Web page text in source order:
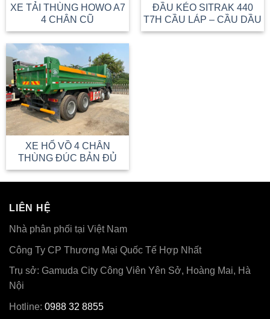
XE TẢI THÙNG HOWO A7
4 CHÂN CŨ
ĐẦU KÉO SITRAK 440
T7H CẦU LÁP – CẦU DẦU
XE HỔ VỒ 4 CHÂN
THÙNG ĐÚC BẢN ĐỦ
LIÊN HỆ
Nhà phân phối tại Việt Nam
Công Ty CP Thương Mại Quốc Tế Hợp Nhất
Trụ sở: Gamuda City Công Viên Yên Sở, Hoàng Mai, Hà
Nội
Hotline: 0988 32 8855